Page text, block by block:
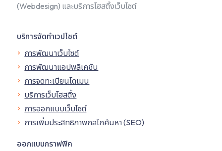
(Webdesign) และบริการโฮสติ้งเว็บไซต์
บริการจัดทำเวปไซต์
การพัฒนาเว็บไซต์
การพัฒนาแอปพลิเคชัน
การจดทะเบียนโดเมน
บริการเว็บโฮสติ้ง
การออกแบบเว็บไซต์
การเพิ่มประสิทธิภาพกลไกค้นหา (SEO)
ออกแบบกราฟฟิค